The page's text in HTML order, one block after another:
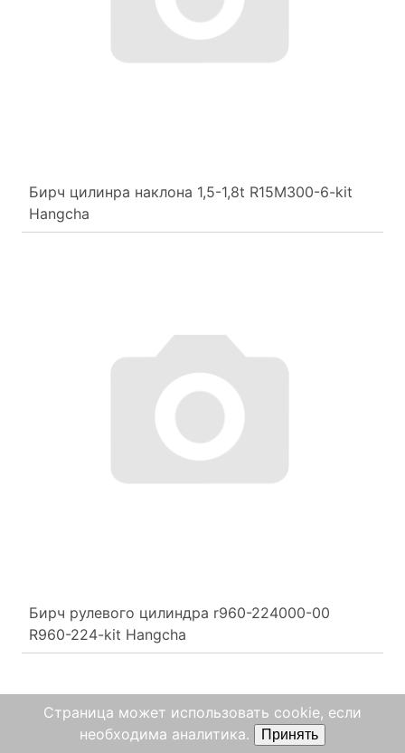
Бирч цилинра наклона 1,5-1,8t R15M300-6-kit
Hangcha
Бирч рулевого цилиндра r960-224000-00
R960-224-kit Hangcha
Страница может использовать cookie, если
необходима аналитика.
Принять